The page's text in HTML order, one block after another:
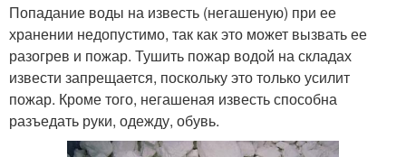
Попадание воды на известь (негашеную) при ее
хранении недопустимо, так как это может вызвать ее
разогрев и пожар. Тушить пожар водой на складах
извести запрещается, поскольку это только усилит
пожар. Кроме того, негашеная известь способна
разъедать руки, одежду, обувь.